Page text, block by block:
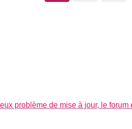
problème de mise à jour, le